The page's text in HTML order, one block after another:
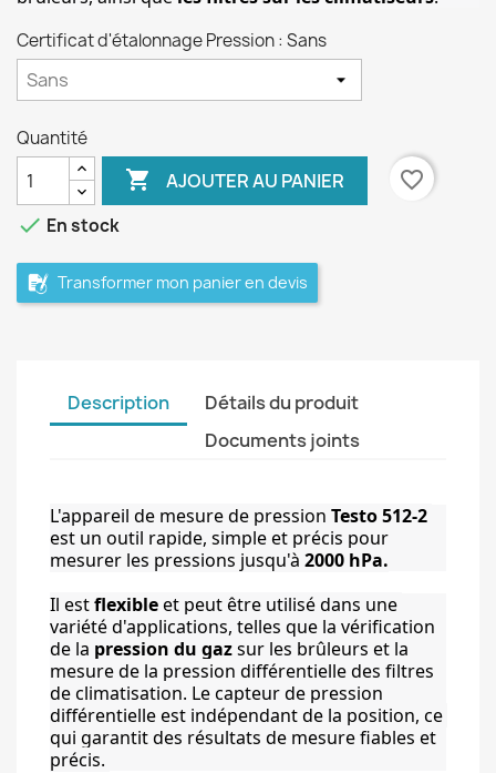
Certificat d'étalonnage Pression : Sans
Quantité
 AJOUTER AU PANIER
favorite_border
done En stock
Transformer mon panier en devis
Description
Détails du produit
Documents joints
L'appareil de mesure de pression Testo 512-2
est un outil rapide, simple et précis pour
mesurer les pressions jusqu'à 2000 hPa.
Il est flexibleet peut être utilisé dans une
variété d'applications, telles que la vérification
de la pression du gaz sur les brûleurs et la
mesure de la pression différentielle des filtres
de climatisation. Le capteur de pression
différentielle est indépendant de la position, ce
qui garantit des résultats de mesure fiables et
précis.